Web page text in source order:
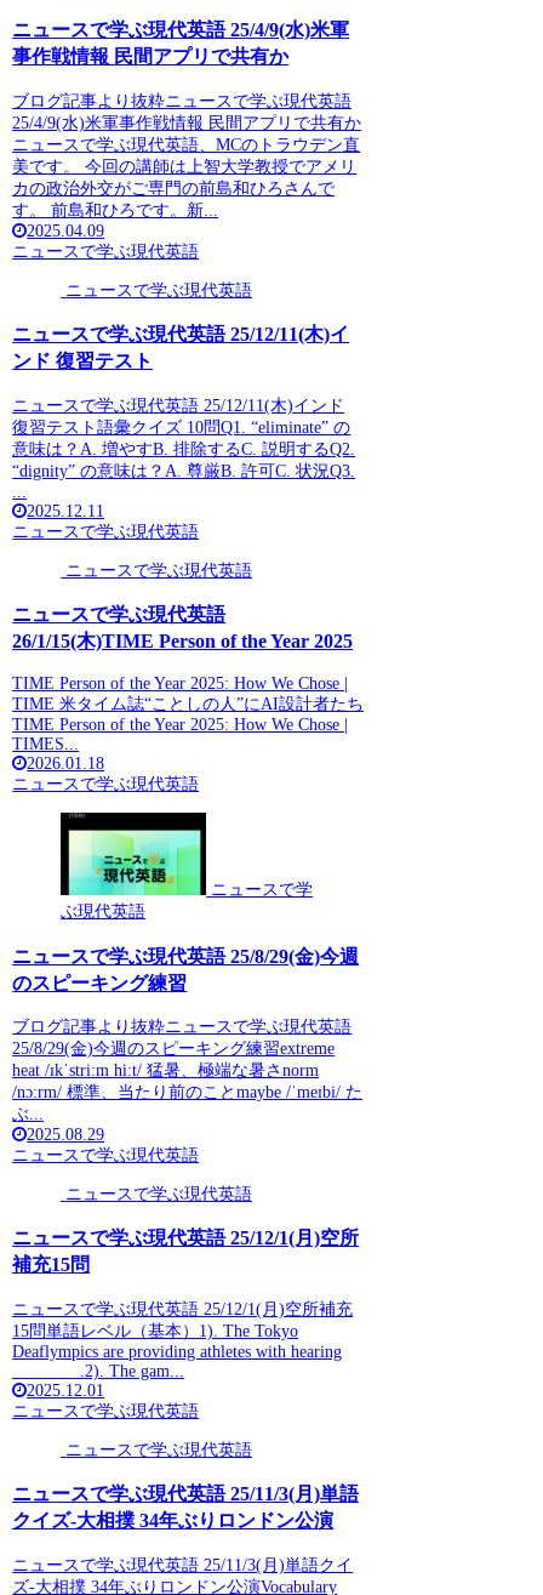
ニュースで学ぶ現代英語 25/4/9(水)米軍
事作戦情報 民間アプリで共有か
ブログ記事より抜粋ニュースで学ぶ現代英語
25/4/9(水)米軍事作戦情報 民間アプリで共有か
ニュースで学ぶ現代英語、MCのトラウデン直
美です。 今回の講師は上智大学教授でアメリ
カの政治外交がご専門の前島和ひろさんで
す。 前島和ひろです。新...
2025.04.09
ニュースで学ぶ現代英語
ニュースで学ぶ現代英語
ニュースで学ぶ現代英語 25/12/11(木)イ
ンド 復習テスト
ニュースで学ぶ現代英語 25/12/11(木)インド
復習テスト語彙クイズ 10問Q1. “eliminate” の
意味は？A. 増やすB. 排除するC. 説明するQ2.
“dignity” の意味は？A. 尊厳B. 許可C. 状況Q3.
2025.12.11
ニュースで学ぶ現代英語
ニュースで学ぶ現代英語
ニュースで学ぶ現代英語
26/1/15(木)TIME Person of the Year 2025
TIME Person of the Year 2025: How We Chose |
TIME 米タイム誌“ことしの人”にAI設計者たち
TIME Person of the Year 2025: How We Chose |
TIMES...
2026.01.18
ニュースで学ぶ現代英語
ニュースで学
ぶ現代英語
ニュースで学ぶ現代英語 25/8/29(金)今週
のスピーキング練習
ブログ記事より抜粋ニュースで学ぶ現代英語
25/8/29(金)今週のスピーキング練習extreme
heat /ɪkˈstriːm hiːt/ 猛暑、極端な暑さnorm
/nɔːrm/ 標準、当たり前のことmaybe /ˈmeɪbi/ た
ぶ...
2025.08.29
ニュースで学ぶ現代英語
ニュースで学ぶ現代英語
ニュースで学ぶ現代英語 25/12/1(月)空所
補充15問
ニュースで学ぶ現代英語 25/12/1(月)空所補充
15問単語レベル（基本）1). The Tokyo
Deaflympics are providing athletes with hearing
________.2). The gam...
2025.12.01
ニュースで学ぶ現代英語
ニュースで学ぶ現代英語
ニュースで学ぶ現代英語 25/11/3(月)単語
クイズ-大相撲 34年ぶりロンドン公演
ニュースで学ぶ現代英語 25/11/3(月)単語クイ
ズ-大相撲 34年ぶりロンドン公演Vocabulary